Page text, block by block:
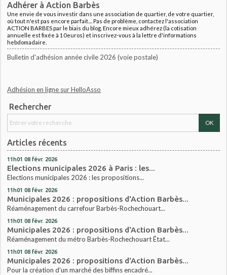
Adhérer à Action Barbès
Une envie de vous investir dans une association de quartier, de votre quartier,
où tout n'est pas encore parfait.... Pas de problème, contactez l'association
ACTION BARBES par le biais du blog. Encore mieux adhérez (la cotisation
annuelle est fixée à 10euros) et inscrivez-vous à la lettre d'informations
hebdomadaire.
Bulletin d'adhésion année civile 2026 (voie postale)
Adhésion en ligne sur HelloAsso
Rechercher
Articles récents
11h01 08 févr. 2026
Elections municipales 2026 à Paris : les...
Elections municipales 2026 : les propositions...
11h01 08 févr. 2026
Municipales 2026 : propositions d'Action Barbès...
Réaménagement du carrefour Barbès-Rochechouart...
11h01 08 févr. 2026
Municipales 2026 : propositions d'Action Barbès...
Réaménagement du métro Barbès-Rochechouart État...
11h01 08 févr. 2026
Municipales 2026 : propositions d'Action Barbès...
Pour la création d’un marché des biffins encadré...